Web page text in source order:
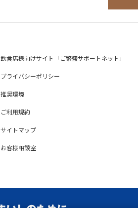
飲食店様向けサイト「ご繁盛サポートネット」
プライバシーポリシー
推奨環境
ご利用規約
サイトマップ
お客様相談室